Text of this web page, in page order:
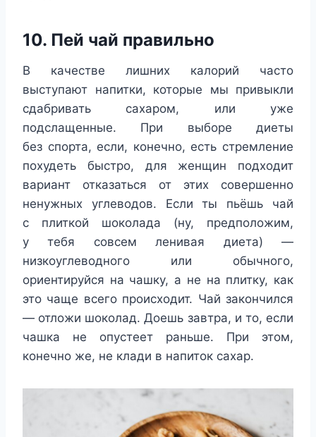
10. Пей чай правильно
В качестве лишних калорий часто
выступают напитки, которые мы привыкли
сдабривать сахаром, или уже
подслащенные. При выборе диеты
без спорта, если, конечно, есть стремление
похудеть быстро, для женщин подходит
вариант отказаться от этих совершенно
ненужных углеводов. Если ты пьёшь чай
с плиткой шоколада (ну, предположим,
у тебя совсем ленивая диета) —
низкоуглеводного или обычного,
ориентируйся на чашку, а не на плитку, как
это чаще всего происходит. Чай закончился
— отложи шоколад. Доешь завтра, и то, если
чашка не опустеет раньше. При этом,
конечно же, не клади в напиток сахар.